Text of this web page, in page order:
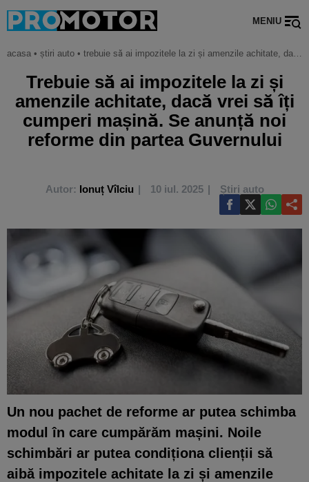
MENIU
acasa • știri auto • trebuie să ai impozitele la zi și amenzile achitate, dacă vrei să îți cumperi mașină. se anunță noi reforme din partea guvernului
Trebuie să ai impozitele la zi și
amenzile achitate, dacă vrei să îți
cumperi mașină. Se anunță noi
reforme din partea Guvernului
Autor: Ionuț Vîlciu 10 iul. 2025 Știri auto
Un nou pachet de reforme ar putea schimba
modul în care cumpărăm mașini. Noile
schimbări ar putea condiționa clienții să
aibă impozitele achitate la zi și amenzile